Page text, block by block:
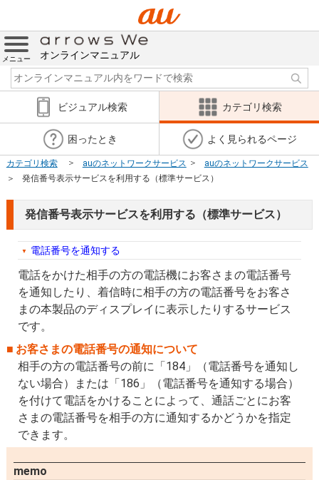
メニュー オンラインマニュアル
ビジュアル検索 カテゴリ検索
困ったとき よく見られるページ
カテゴリ検索 auのネットワークサービス
auのネットワークサービス
発信番号表示サービスを利用する（標準サービス）
発信番号表示サービスを利用する（標準サービス）
電話番号を通知する
電話をかけた相手の方の電話機にお客さまの電話番号
を通知したり、着信時に相手の方の電話番号をお客さ
まの本製品のディスプレイに表示したりするサービス
です。
お客さまの電話番号の通知について
相手の方の電話番号の前に「184」（電話番号を通知し
ない場合）または「186」（電話番号を通知する場合）
を付けて電話をかけることによって、通話ごとにお客
さまの電話番号を相手の方に通知するかどうかを指定
できます。
memo